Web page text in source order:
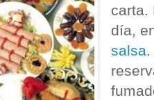
carta.
día,
salsa